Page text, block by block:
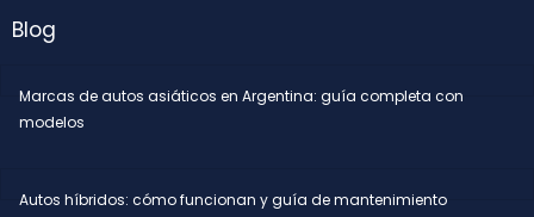
Blog
Marcas de autos asiáticos en Argentina: guía completa con
modelos
Autos híbridos: cómo funcionan y guía de mantenimiento